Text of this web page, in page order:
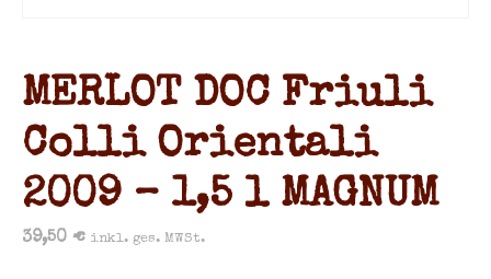
MERLOT DOC Friuli
Colli Orientali
2009 – 1,5 l MAGNUM
39,50 € inkl. ges. MWSt.